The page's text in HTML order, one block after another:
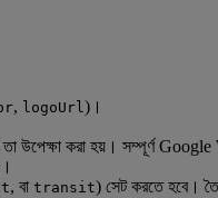
, logoUrl)।
তা উপেক্ষা করা হয়। সম্পূর্ণ
, বা transit) সেট করতে হবে।